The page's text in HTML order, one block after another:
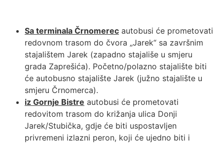
Sa terminala Črnomerec autobusi će prometovati
redovnom trasom do čvora „Jarek“ sa završnim
stajalištem Jarek (zapadno stajališe u smjeru
grada Zaprešića). Početno/polazno stajalište biti
će autobusno stajalište Jarek (južno stajalište u
smjeru Črnomerca).
iz Gornje Bistre autobusi će prometovati
redovitom trasom do križanja ulica Donji
Jarek/Stubička, gdje će biti uspostavljen
privremeni izlazni peron, koji će ujedno biti i